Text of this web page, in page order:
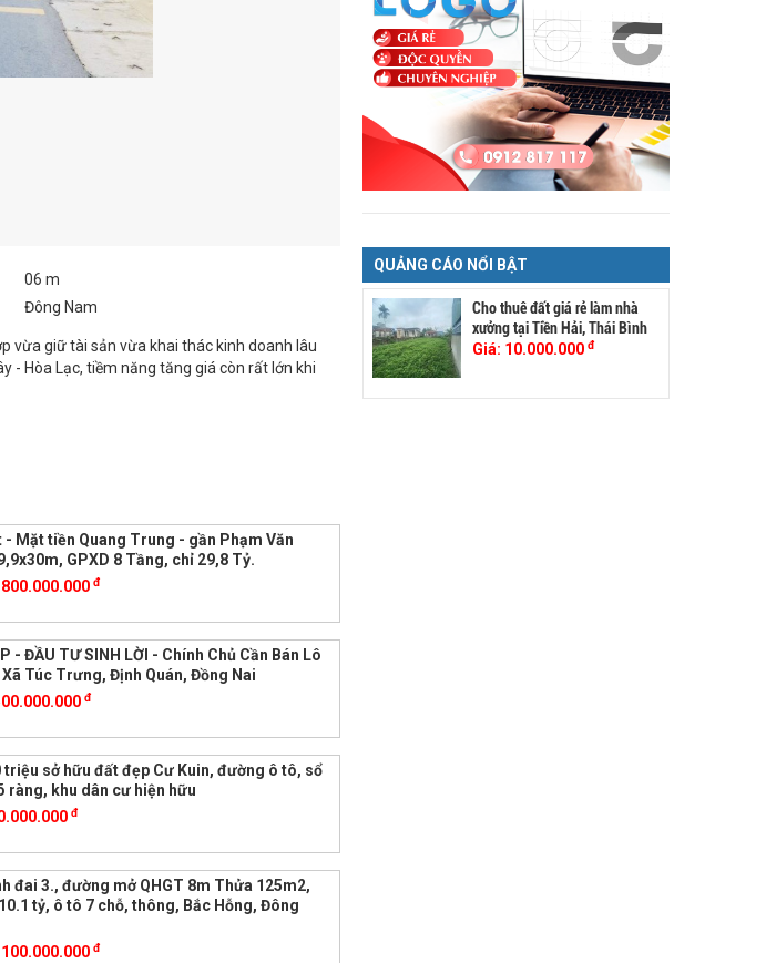
06 m
Đông Nam
vừa giữ tài sản vừa khai thác kinh doanh lâu
- Hòa Lạc, tiềm năng tăng giá còn rất lớn khi
- Mặt tiền Quang Trung - gần Phạm Văn
GPXD 8 Tầng, chỉ 29,8 Tỷ.
đ
- ĐẦU TƯ SINH LỜI - Chính Chủ Cần Bán Lô
Túc Trưng, Định Quán, Đồng Nai
đ
triệu sở hữu đất đẹp Cư Kuin, đường ô tô, sổ
ràng, khu dân cư hiện hữu
đ
đai 3., đường mở QHGT 8m Thửa 125m2,
tỷ, ô tô 7 chỗ, thông, Bắc Hỗng, Đông
đ
QUẢNG CÁO NỔI BẬT
Cho thuê đất giá rẻ làm nhà
xưởng tại Tiền Hải, Thái Bình
Giá: 10.000.000 đ